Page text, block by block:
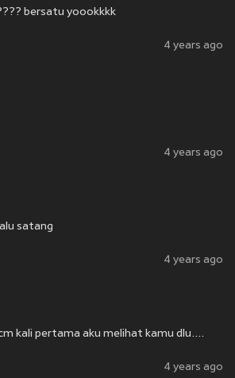
bersatu yoookkkk
4 years ago
4 years ago
satang
4 years ago
kali pertama aku melihat kamu dlu....
4 years ago